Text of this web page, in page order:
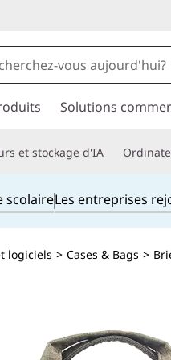
Solutions
et stockage d'IA
scolaireLes entreprises
logiciels > Cases & Bags >